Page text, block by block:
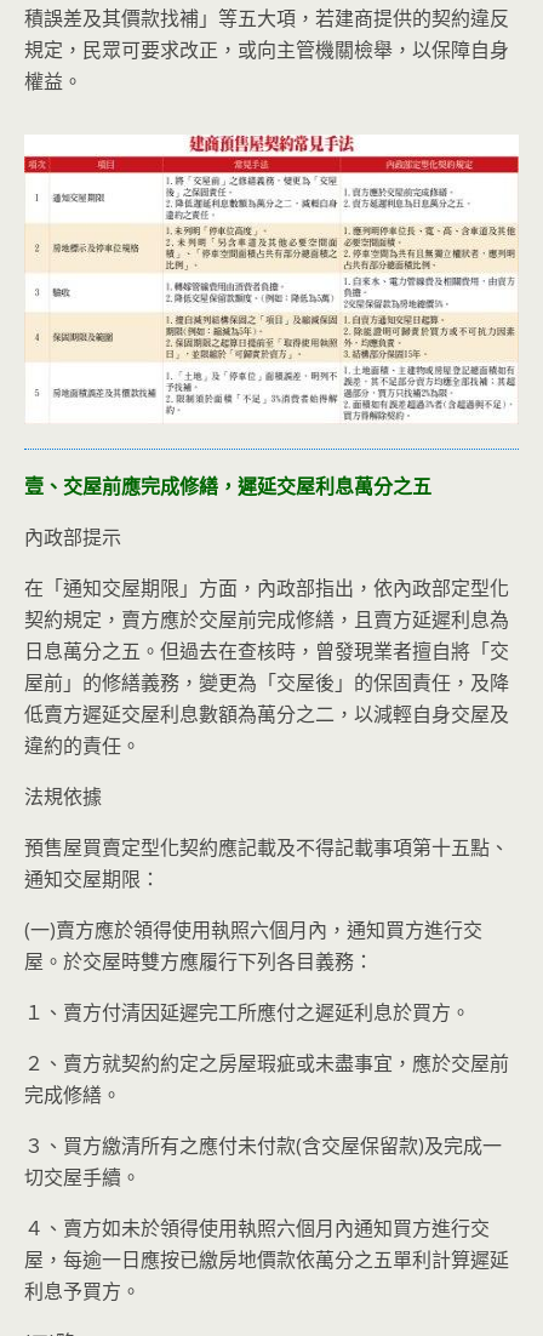
積誤差及其價款找補」等五大項，若建商提供的契約違反
規定，民眾可要求改正，或向主管機關檢舉，以保障自身
權益。
壹、交屋前應完成修繕，遲延交屋利息萬分之五
內政部提示
在「通知交屋期限」方面，內政部指出，依內政部定型化
契約規定，賣方應於交屋前完成修繕，且賣方延遲利息為
日息萬分之五。但過去在查核時，曾發現業者擅自將「交
屋前」的修繕義務，變更為「交屋後」的保固責任，及降
低賣方遲延交屋利息數額為萬分之二，以減輕自身交屋及
違約的責任。
法規依據
預售屋買賣定型化契約應記載及不得記載事項第十五點、
通知交屋期限：
(一)賣方應於領得使用執照六個月內，通知買方進行交
屋。於交屋時雙方應履行下列各目義務：
１、賣方付清因延遲完工所應付之遲延利息於買方。
２、賣方就契約約定之房屋瑕疵或未盡事宜，應於交屋前
完成修繕。
３、買方繳清所有之應付未付款(含交屋保留款)及完成一
切交屋手續。
４、賣方如未於領得使用執照六個月內通知買方進行交
屋，每逾一日應按已繳房地價款依萬分之五單利計算遲延
利息予買方。